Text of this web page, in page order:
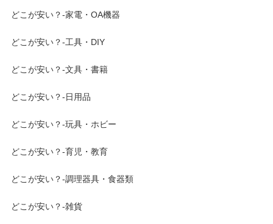
どこが安い？-家電・OA機器
どこが安い？-工具・DIY
どこが安い？-文具・書籍
どこが安い？-日用品
どこが安い？-玩具・ホビー
どこが安い？-育児・教育
どこが安い？-調理器具・食器類
どこが安い？-雑貨